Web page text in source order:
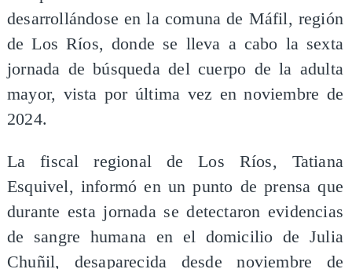
desarrollándose en la comuna de Máfil, región
de Los Ríos, donde se lleva a cabo la sexta
jornada de búsqueda del cuerpo de la adulta
mayor, vista por última vez en noviembre de
2024.
La fiscal regional de Los Ríos, Tatiana
Esquivel, informó en un punto de prensa que
durante esta jornada se detectaron evidencias
de sangre humana en el domicilio de Julia
Chuñil, desaparecida desde noviembre de